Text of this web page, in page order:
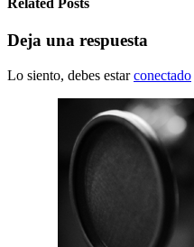
Related Posts
Deja una respuesta
Lo siento, debes estarconectado